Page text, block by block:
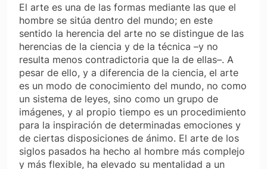
El arte es una de las formas mediante las que el
hombre se sitúa dentro del mundo; en este
sentido la herencia del arte no se distingue de las
herencias de la ciencia y de la técnica –y no
resulta menos contradictoria que la de ellas–. A
pesar de ello, y a diferencia de la ciencia, el arte
es un modo de conocimiento del mundo, no como
un sistema de leyes, sino como un grupo de
imágenes, y al propio tiempo es un procedimiento
para la inspiración de determinadas emociones y
de ciertas disposiciones de ánimo. El arte de los
siglos pasados ha hecho al hombre más complejo
y más flexible, ha elevado su mentalidad a un